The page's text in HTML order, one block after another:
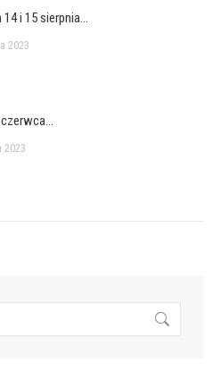
14 i 15 sierpnia…
2023
czerwca…
2023